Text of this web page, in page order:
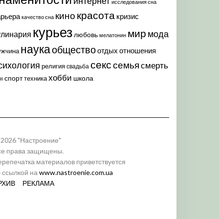
исследования сна
качество сна кино красота кризис
курьез любовь мелатонин мир мода
наукаобществоотдых отношения
религия свадьба секссемья смерть
спорттехникахобби школа
"Настроение"
права защищены.
материалов приветствуется
ссылкой на www.nastroenie.com.ua
РЕКЛАМА